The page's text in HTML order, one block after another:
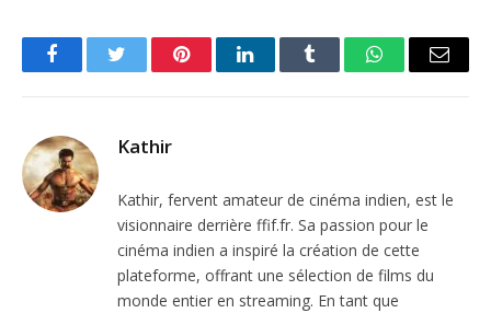
FacebookTwitter PinterestLinkedInTumblr WhatsAppEmail
Kathir
Kathir, fervent amateur de cinéma indien, est le
visionnaire derrière ffif.fr. Sa passion pour le
cinéma indien a inspiré la création de cette
plateforme, offrant une sélection de films du
monde entier en streaming. En tant que